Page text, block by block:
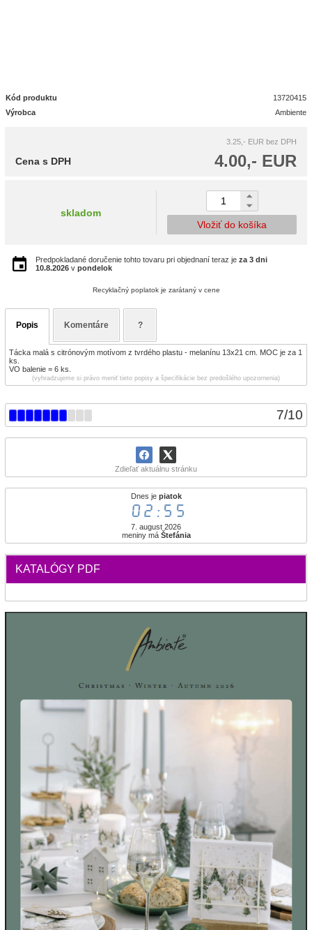
7/10
Zdieľať aktuálnu stránku
Dnes je piatok
02:55
7. august 2026
meniny má Štefánia
KATALÓGY PDF
Kód produktu
13720415
Výrobca
Ambiente
3.25,- EUR bez DPH
4.00,- EUR
Cena s DPH
skladom
Vložiť do košíka
Predpokladané doručenie tohto tovaru pri objednaní teraz je za 3 dni
10.8.2026 v pondelok
Recyklačný poplatok je zarátaný v cene
Popis Komentáre ?
Tácka malá s citrónovým motívom z tvrdého plastu - melanínu 13x21 cm. MOC je za 1
ks.
VO balenie = 6 ks.
(vyhradzujeme si právo meniť tieto popisy a špecifikácie bez predošlého upozornenia)